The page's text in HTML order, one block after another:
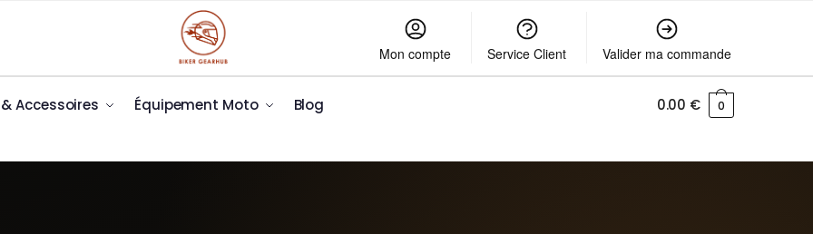
Mon compte Service Client Valider ma commande
Accessoires Équipement Moto Blog 0.00 € 0